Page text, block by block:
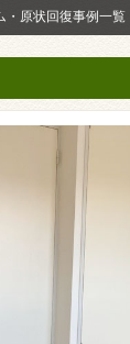
・原状回復事例一覧